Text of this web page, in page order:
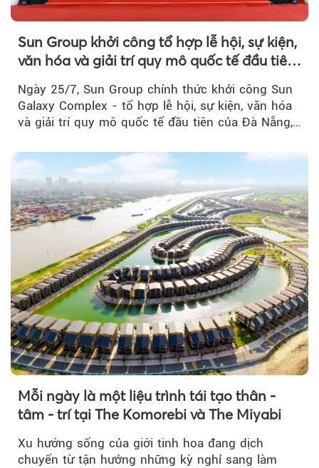
Sun Group khởi công tổ hợp lễ hội, sự kiện,
văn hóa và giải trí quy mô quốc tế đầu tiên
Ngày 25/7, Sun Group chính thức khởi công Sun
Galaxy Complex - tổ hợp lễ hội, sự kiện, văn hóa
và giải trí quy mô quốc tế đầu tiên của Đà Nẵng,…
Mỗi ngày là một liệu trình tái tạo thân -
tâm - trí tại The Komorebi và The Miyabi
Xu hướng sống của giới tinh hoa đang dịch
chuyển từ tận hưởng những kỳ nghỉ sang làm